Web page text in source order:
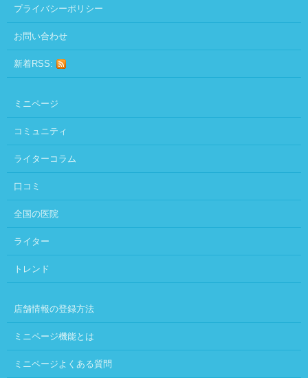
プライバシーポリシー
お問い合わせ
新着RSS:
ミニページ
コミュニティ
ライターコラム
口コミ
全国の医院
ライター
トレンド
店舗情報の登録方法
ミニページ機能とは
ミニページよくある質問